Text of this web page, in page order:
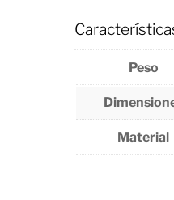
Peso
Material